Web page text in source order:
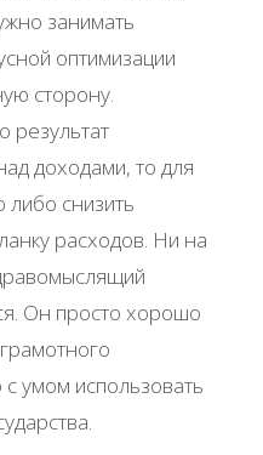
занимать
оптимизации
сторону.
результат
доходами, то для
снизить
расходов. Ни на
Он просто хорошо
умом использовать